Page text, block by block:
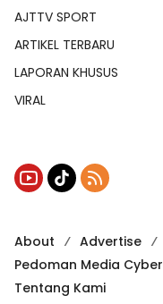
AJTTV SPORT
ARTIKEL TERBARU
LAPORAN KHUSUS
VIRAL
About Advertise
Pedoman Media Cyber
Tentang Kami